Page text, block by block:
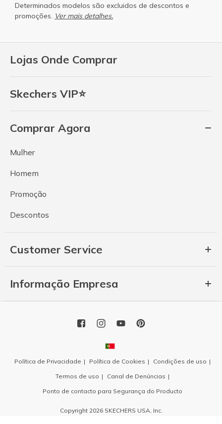
Lojas Onde Comprar
Skechers VIP⭐
Comprar Agora
Mulher
Homem
Promoção
Descontos
Customer Service
Informação Empresa
Determinados modelos são excluidos de descontos e
promoções. Ver mais detalhes.
Política de Privacidade Política de Cookies
Condições de uso
Termos de uso
Canal de Denúncias
Ponto de contacto para Segurança do Producto
Copyright 2026 SKECHERS USA, Inc.